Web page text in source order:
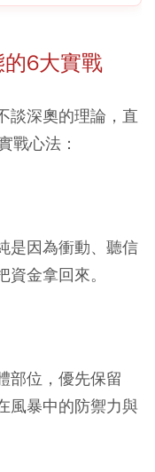
6大實戰
談深奧的理論，直
戰心法：
是因為衝動、聽信
金拿回來。
部位，優先保留
風暴中的防禦力與